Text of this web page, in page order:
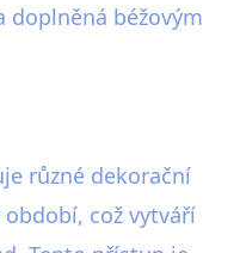
doplněná béžovým
různé dekorační
což vytváří